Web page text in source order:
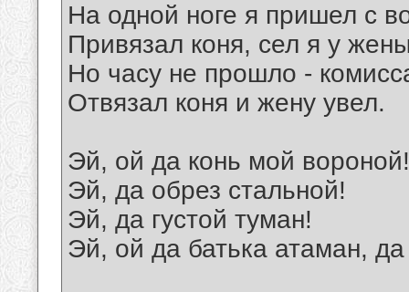
На одной ноге я пришел с
Привязал коня, сел я у
Но часу не прошло -
Отвязал коня и жену увел.
Эй, ой да конь мой вороной!
Эй, да обрез стальной!
Эй, да густой туман!
Эй, ой да батька атаман,